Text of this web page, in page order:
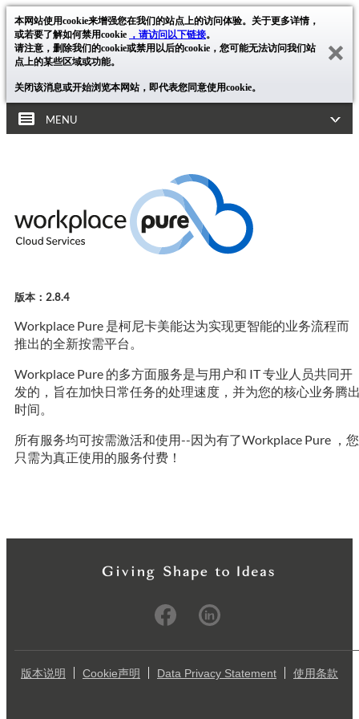
本网站使用cookie来增强您在我们的站点上的访问体验。关于更多详情，
或若要了解如何禁用cookie ，请访问以下链接。
请注意，删除我们的cookie或禁用以后的cookie，您可能无法访问我们站
点上的某些区域或功能。
关闭该消息或开始浏览本网站，即代表您同意使用cookie。
MENU
版本：2.8.4
Workplace Pure 是柯尼卡美能达为实现更智能的业务流程而
推出的全新按需平台。
Workplace Pure 的多方面服务是与用户和 IT 专业人员共同开
发的，旨在加快日常任务的处理速度，并为您的核心业务腾
时间。
所有服务均可按需激活和使用--因为有了Workplace Pure ，您
只需为真正使用的服务付费！
版本说明 Cookie声明 Data Privacy Statement 使用条款